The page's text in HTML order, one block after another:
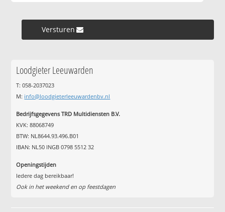
Versturen »
Loodgieter Leeuwarden
T: 058-2037023
M: info@loodgieterleeuwardenbv.nl
Bedrijfsgegevens TRD Multidiensten B.V.
KVK: 88068749
BTW: NL8644.93.496.B01
IBAN: NL50 INGB 0798 5512 32
Openingstijden
Iedere dag bereikbaar!
Ook in het weekend en op feestdagen